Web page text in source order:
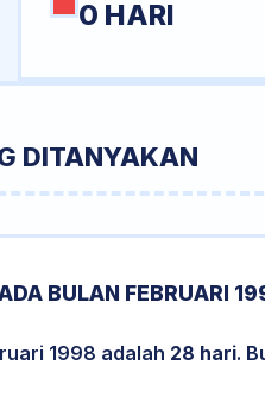
0 HARI
DITANYAKAN
BULAN FEBRUARI
1998 adalah 28 hari.